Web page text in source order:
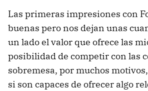
Las primeras impresiones con
buenas pero nos dejan unas
un lado el valor que ofrece las
posibilidad de competir con las
sobremesa, por muchos
si son capaces de ofrecer algo